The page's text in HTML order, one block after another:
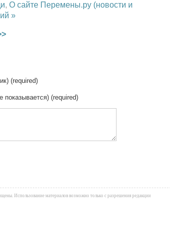
, О сайте Перемены.ру (новости и
»
(required)
показывается) (required)
Использование материалов возможно только с разрешения редакции